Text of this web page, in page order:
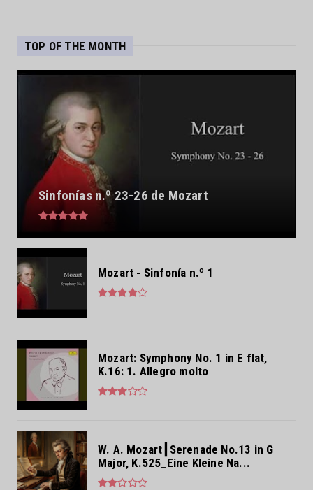
TOP OF THE MONTH
Sinfonías n.º 23-26 de Mozart
Mozart - Sinfonía n.º 1
Mozart: Symphony No. 1 in E flat,
K.16: 1. Allegro molto
W. A. Mozart┃Serenade No.13 in G
Major, K.525_Eine Kleine Na...